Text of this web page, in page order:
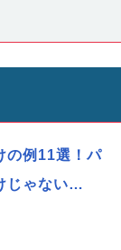
の例11選！パ
じゃない…